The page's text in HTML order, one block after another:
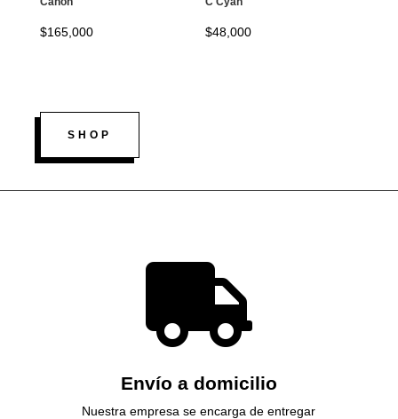
$165,000 $48,000
SHOP

Envío a domicilio
Nuestra empresa se encarga de entregar